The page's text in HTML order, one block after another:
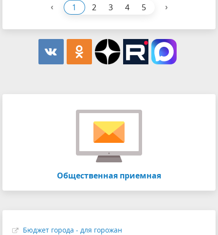
‹ 1 2 3 4 5 ›
Общественная приемная
Бюджет города - для горожан